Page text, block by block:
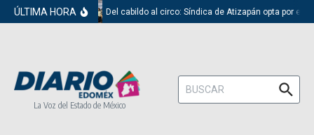
Saltar al contenido
ÚLTIMA HORA Del cabildo al circo: Síndica de Atizapán opta por el
La Voz del Estado de México
Buscar: